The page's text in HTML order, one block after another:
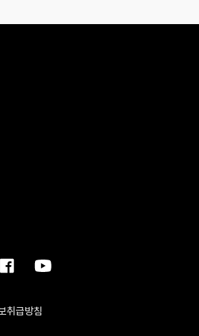
취급방침